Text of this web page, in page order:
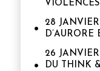
28
D’AURORE
26
DU THINK